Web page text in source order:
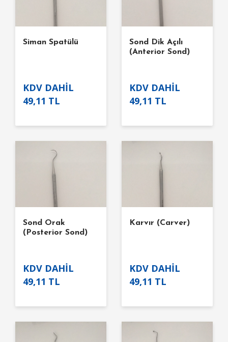
Siman Spatülü
KDV DAHİL
49,11 TL
Sond Dik Açılı
(Anterior Sond)
KDV DAHİL
49,11 TL
Sond Orak
(Posterior Sond)
KDV DAHİL
49,11 TL
Karvır (Carver)
KDV DAHİL
49,11 TL